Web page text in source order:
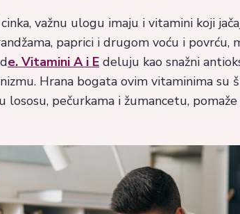
važnu ulogu imaju i vitamini koji
paprici i drugom voću i
e. Vitamini A i E deluju kao snažni
Hrana bogata ovim vitaminima su
lososu, pečurkama i žumancetu,